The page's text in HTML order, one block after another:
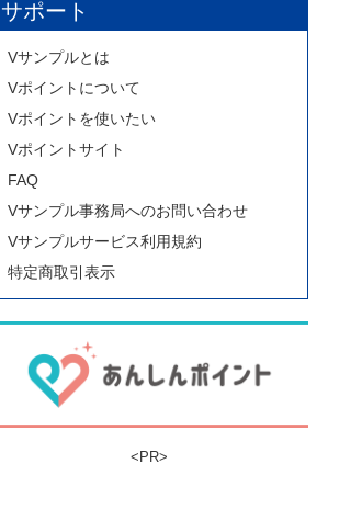
サポート
Vサンプルとは
Vポイントについて
Vポイントを使いたい
Vポイントサイト
FAQ
Vサンプル事務局へのお問い合わせ
Vサンプルサービス利用規約
特定商取引表示
<PR>